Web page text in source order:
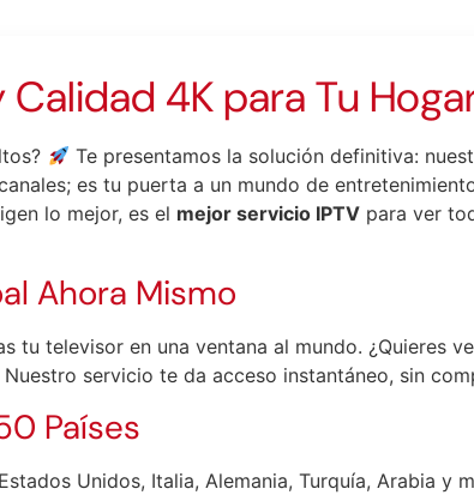
Calidad 4K para Tu
Te presentamos la solución definitiva:
es tu puerta a un mundo de
lo mejor, es el mejor servicio IPTV para ver
Ahora Mismo
tu televisor en una ventana al mundo. ¿Quieres
servicio te da acceso instantáneo, sin
Países
Unidos, Italia, Alemania, Turquía, Arabia y